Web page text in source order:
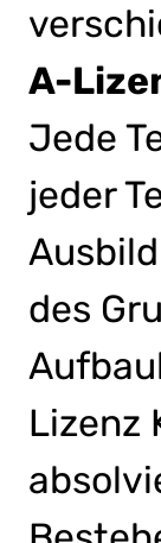
A-
Jede
jeder
des
Lizenz